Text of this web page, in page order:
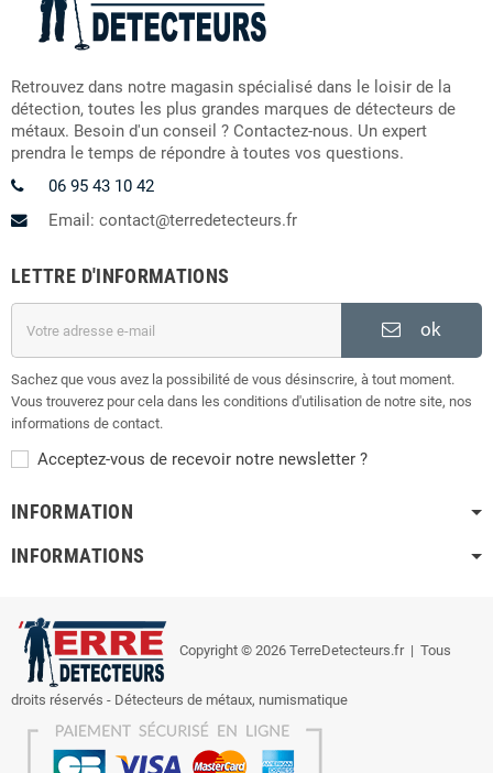
Retrouvez dans notre magasin spécialisé dans le loisir de la
détection, toutes les plus grandes marques de détecteurs de
métaux. Besoin d'un conseil ? Contactez-nous. Un expert
prendra le temps de répondre à toutes vos questions.
06 95 43 10 42
Email: contact@terredetecteurs.fr
LETTRE D'INFORMATIONS
ok
Sachez que vous avez la possibilité de vous désinscrire, à tout moment.
Vous trouverez pour cela dans les conditions d'utilisation de notre site, nos
informations de contact.
Acceptez-vous de recevoir notre newsletter ?
INFORMATION
INFORMATIONS
Copyright © 2026 TerreDetecteurs.fr| Tous
droits réservés - Détecteurs de métaux, numismatique